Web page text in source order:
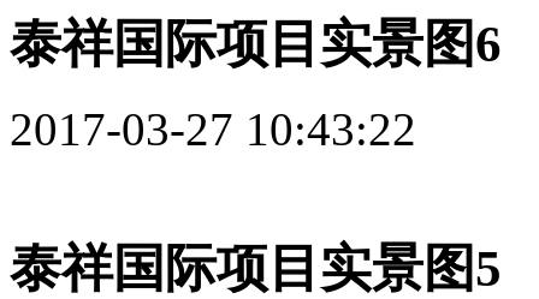
泰祥国际项目实景图6
2017-03-27 10:43:22
泰祥国际项目实景图5